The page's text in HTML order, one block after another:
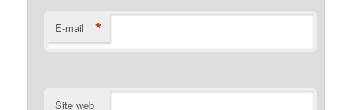
E-mail *
Site web